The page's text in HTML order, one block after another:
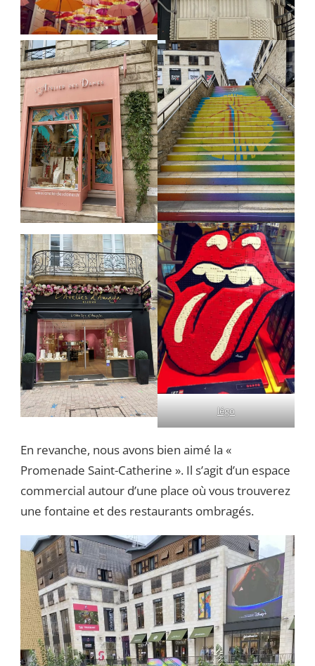
légo
En revanche, nous avons bien aimé la «
Promenade Saint-Catherine ». Il s’agit d’un espace
commercial autour d’une place où vous trouverez
une fontaine et des restaurants ombragés.